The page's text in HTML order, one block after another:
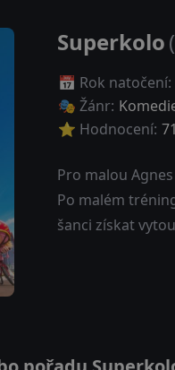
Superkolo
📅 Rok natočení:
🎭 Žánr:
⭐ Hodnocení: 71
Pro malou
Po malém
šanci získat